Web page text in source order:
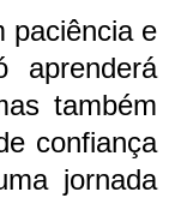
paciência e
aprenderá
também
confiança
jornada